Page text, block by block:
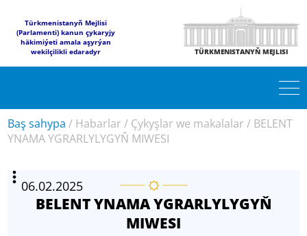
Türkmenistanyň Mejlisi
(Parlamenti) kanun çykaryjy
häkimiýeti amala aşyrýan
wekilçilikli edaradyr
TÜRKMENISTANYŇ MEJLISI
Baş sahypa / Habarlar / Çykyşlar we makalalar / BELENT
YNAMA YGRARLYLYGYŇ MIWESI
06.02.2025
BELENT YNAMA YGRARLYLYGYŇ
MIWESI